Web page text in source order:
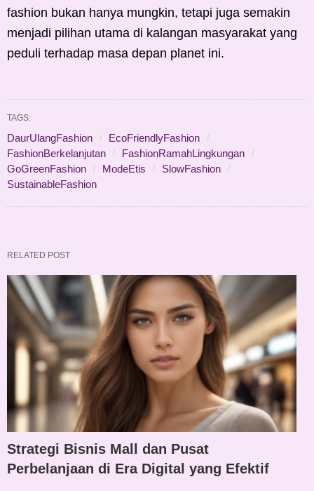
fashion bukan hanya mungkin, tetapi juga semakin
menjadi pilihan utama di kalangan masyarakat yang
peduli terhadap masa depan planet ini.
TAGS:
DaurUlangFashion
EcoFriendlyFashion
FashionBerkelanjutan
FashionRamahLingkungan
GoGreenFashion
ModeEtis
SlowFashion
SustainableFashion
RELATED POST
Strategi Bisnis Mall dan Pusat
Perbelanjaan di Era Digital yang Efektif